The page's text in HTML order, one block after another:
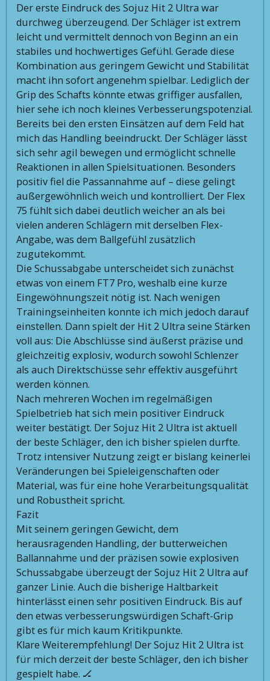
Der erste Eindruck des Sojuz Hit 2 Ultra war
durchweg überzeugend. Der Schläger ist extrem
leicht und vermittelt dennoch von Beginn an ein
stabiles und hochwertiges Gefühl. Gerade diese
Kombination aus geringem Gewicht und Stabilität
macht ihn sofort angenehm spielbar. Lediglich der
Grip des Schafts könnte etwas griffiger ausfallen,
hier sehe ich noch kleines Verbesserungspotenzial.
Bereits bei den ersten Einsätzen auf dem Feld hat
mich das Handling beeindruckt. Der Schläger lässt
sich sehr agil bewegen und ermöglicht schnelle
Reaktionen in allen Spielsituationen. Besonders
positiv fiel die Passannahme auf – diese gelingt
außergewöhnlich weich und kontrolliert. Der Flex
75 fühlt sich dabei deutlich weicher an als bei
vielen anderen Schlägern mit derselben Flex-
Angabe, was dem Ballgefühl zusätzlich
zugutekommt.
Die Schussabgabe unterscheidet sich zunächst
etwas von einem FT7 Pro, weshalb eine kurze
Eingewöhnungszeit nötig ist. Nach wenigen
Trainingseinheiten konnte ich mich jedoch darauf
einstellen. Dann spielt der Hit 2 Ultra seine Stärken
voll aus: Die Abschlüsse sind äußerst präzise und
gleichzeitig explosiv, wodurch sowohl Schlenzer
als auch Direktschüsse sehr effektiv ausgeführt
werden können.
Nach mehreren Wochen im regelmäßigen
Spielbetrieb hat sich mein positiver Eindruck
weiter bestätigt. Der Sojuz Hit 2 Ultra ist aktuell
der beste Schläger, den ich bisher spielen durfte.
Trotz intensiver Nutzung zeigt er bislang keinerlei
Veränderungen bei Spieleigenschaften oder
Material, was für eine hohe Verarbeitungsqualität
und Robustheit spricht.
Fazit
Mit seinem geringen Gewicht, dem
herausragenden Handling, der butterweichen
Ballannahme und der präzisen sowie explosiven
Schussabgabe überzeugt der Sojuz Hit 2 Ultra auf
ganzer Linie. Auch die bisherige Haltbarkeit
hinterlässt einen sehr positiven Eindruck. Bis auf
den etwas verbesserungswürdigen Schaft-Grip
gibt es für mich kaum Kritikpunkte.
Klare Weiterempfehlung! Der Sojuz Hit 2 Ultra ist
für mich derzeit der beste Schläger, den ich bisher
gespielt habe. 🏒